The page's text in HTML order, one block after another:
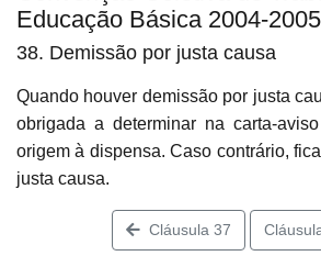
Educação Básica 2004-2005
38. Demissão por justa causa
Quando houver demissão por justa
obrigada a determinar na carta-
origem à dispensa. Caso contrário,
justa causa.
Cláusula 37